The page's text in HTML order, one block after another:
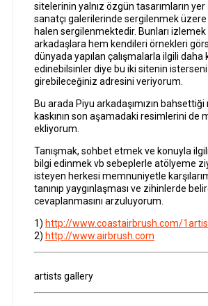
sitelerinin yalnız özgün tasarımların yer
sanatçı galerilerinde sergilenmek üzere
halen sergilenmektedir. Bunları
arkadaşlara hem kendileri örnekleri
dünyada yapılan çalışmalarla ilgili daha
edinebilsinler diye bu iki sitenin
girebileceğiniz adresini veriyorum.
Bu arada Piyu arkadaşımızın
kaskının son aşamadaki resimlerini de
ekliyorum.
Tanışmak, sohbet etmek ve konuyla
bilgi edinmek vb sebeplerle atölyeme
isteyen herkesi memnuniyetle
tanınıp yaygınlaşması ve zihinlerde
cevaplanmasını arzuluyorum.
1) http://www.coastairbrush.com/
2) http://www.airbrush.com
artists gallery